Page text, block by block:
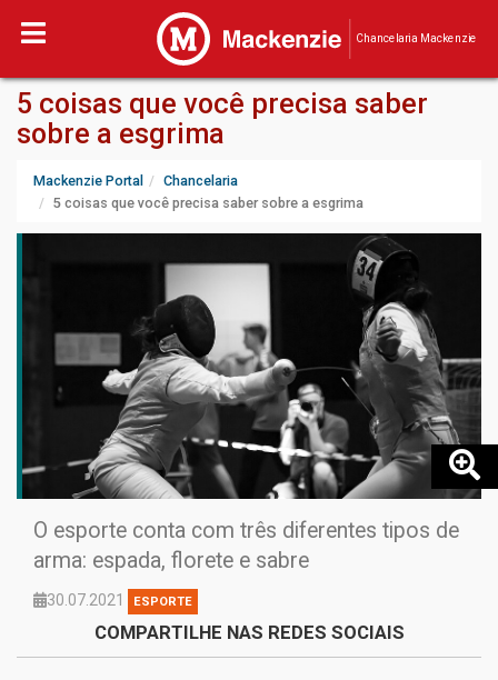
Chancelaria Mackenzie
5 coisas que você precisa saber
sobre a esgrima
Mackenzie Portal
Chancelaria
5 coisas que você precisa saber sobre a esgrima
O esporte conta com três diferentes tipos de
arma: espada, florete e sabre
30.07.2021 ESPORTE
COMPARTILHE NAS REDES SOCIAIS